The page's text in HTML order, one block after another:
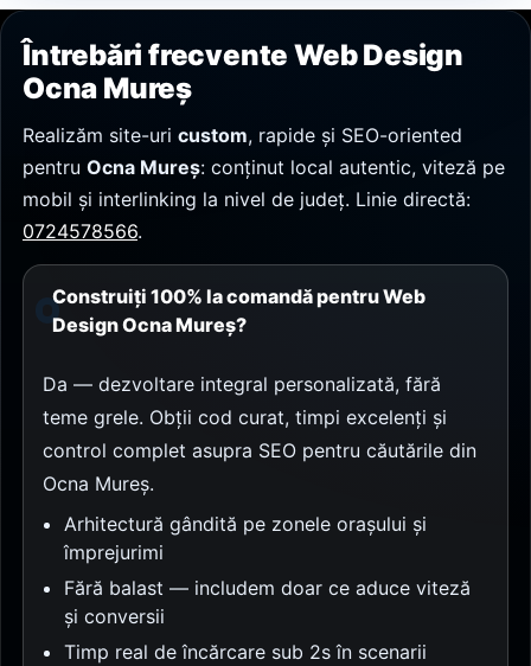
Întrebări frecvente Web Design
Ocna Mureș
Realizăm site-uri custom, rapide și SEO-oriented
pentru Ocna Mureș: conținut local autentic, viteză pe
mobil și interlinking la nivel de județ. Linie directă:
0724578566.
Construiți 100% la comandă pentru Web
Design Ocna Mureș?
Da — dezvoltare integral personalizată, fără
teme grele. Obții cod curat, timpi excelenți și
control complet asupra SEO pentru căutările din
Ocna Mureș.
Arhitectură gândită pe zonele orașului și
împrejurimi
Fără balast — includem doar ce aduce viteză
și conversii
Timp real de încărcare sub 2s în scenarii